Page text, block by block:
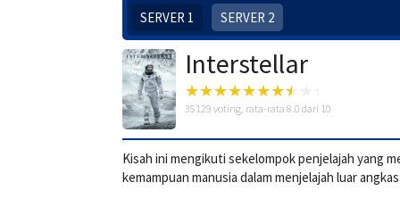
SERVER 1 SERVER 2
Interstellar
35129 voting, rata-rata 8.0 dari 10
Kisah ini mengikuti sekelompok penjelajah yang
kemampuan manusia dalam menjelajah luar